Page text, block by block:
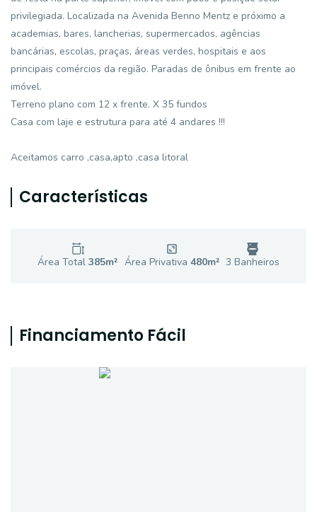
privilegiada. Localizada na Avenida Benno Mentz e próximo a
academias, bares, lancherias, supermercados, agências
bancárias, escolas, praças, áreas verdes, hospitais e aos
principais comércios da região. Paradas de ônibus em frente ao
imóvel.
Terreno plano com 12 x frente. X 35 fundos
Casa com laje e estrutura para até 4 andares !!!
Aceitamos carro ,casa,apto ,casa litoral
Características
Área Total385m² Área Privativa 480m² 3 Banheiros
Financiamento Fácil